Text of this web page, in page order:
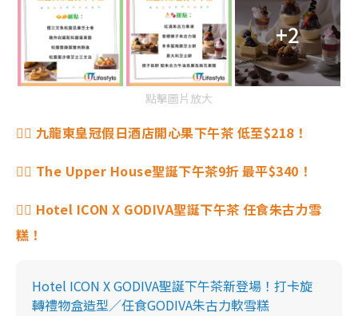
+2
點擊圖片放大
👉🏻 九龍東皇冠假日酒店開心果下午茶 低至$218！
👉🏻 The Upper House聖誕下午茶9折 最平$340！
👉🏻 Hotel ICON X GODIVA聖誕下午茶 任食朱古力雪
糕！
Hotel ICON X GODIVA聖誕下午茶新登場！打卡旋
轉禮物盒造型／任食GODIVA朱古力軟雪糕